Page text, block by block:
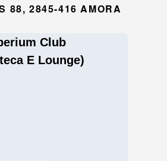
88, 2845-416 AMORA
Club
E Lounge)